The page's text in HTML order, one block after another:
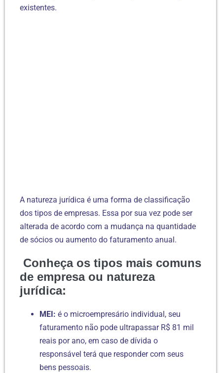
existentes.
A natureza jurídica é uma forma de classificação
dos tipos de empresas. Essa por sua vez pode ser
alterada de acordo com a mudança na quantidade
de sócios ou aumento do faturamento anual.
Conheça os tipos mais comuns
de empresa ou natureza
jurídica:
MEI: é o microempresário individual, seu
faturamento não pode ultrapassar R$ 81 mil
reais por ano, em caso de dívida o
responsável terá que responder com seus
bens pessoais.